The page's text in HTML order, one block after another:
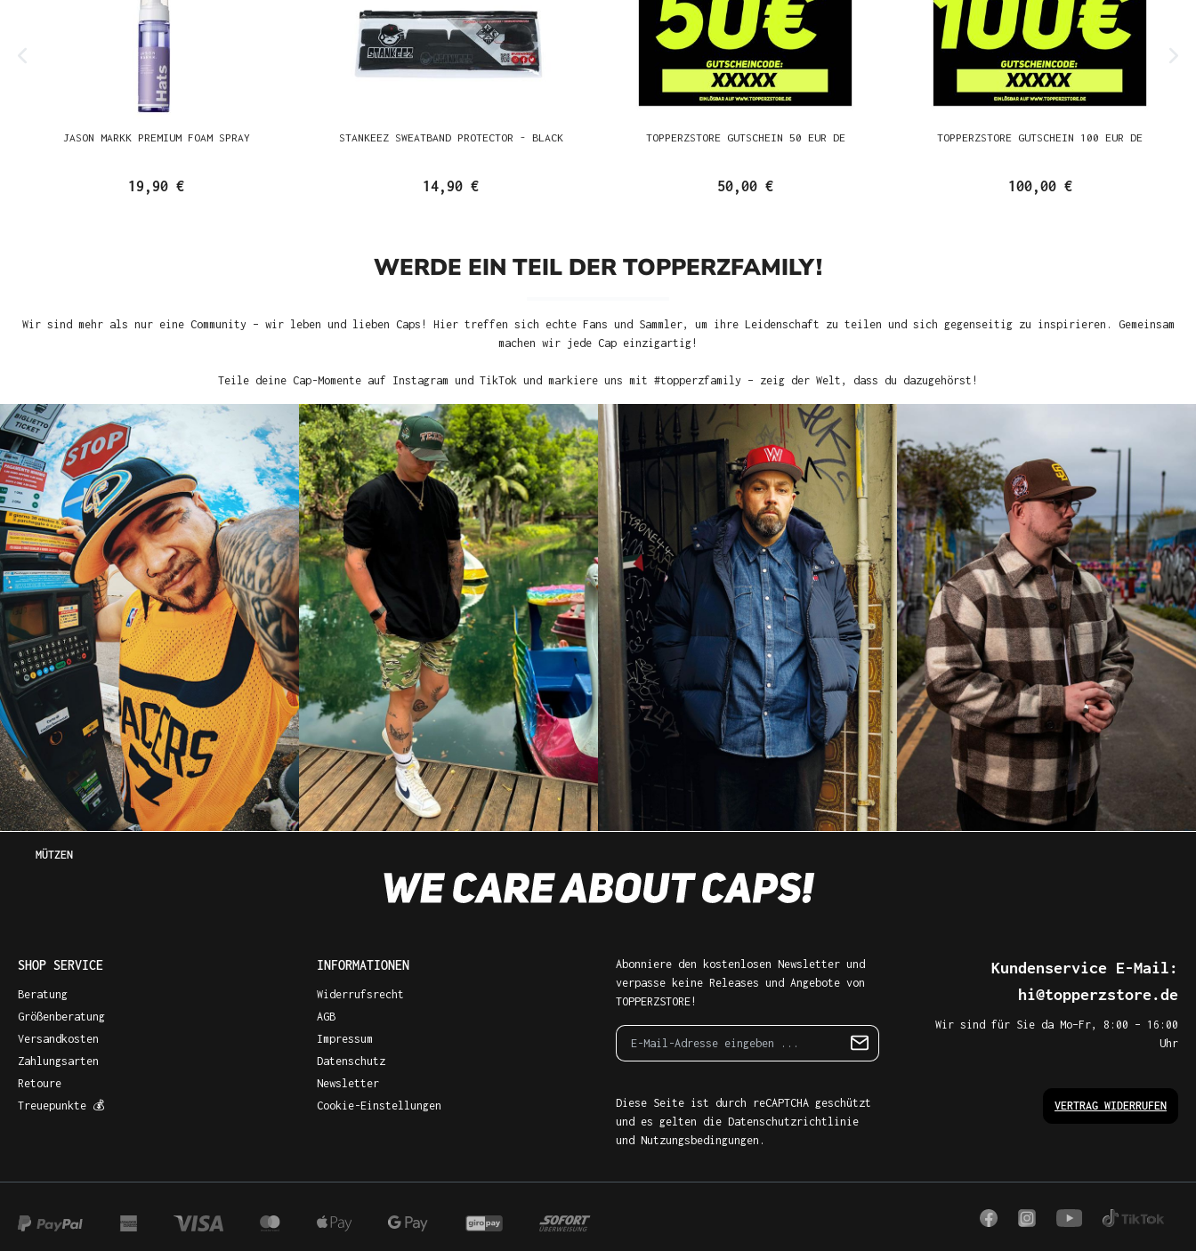
JASON MARKK PREMIUM FOAM SPRAY
19,90 €
STANKEEZ SWEATBAND PROTECTOR - BLACK
14,90 €
TOPPERZSTORE GUTSCHEIN 50 EUR DE
50,00 €
TOPPERZSTORE GUTSCHEIN 100 EUR DE
100,00 €
WERDE EIN TEIL DER TOPPERZFAMILY!
Wir sind mehr als nur eine Community – wir leben und lieben Caps! Hier treffen sich echte Fans und Sammler, um ihre Leidenschaft zu teilen und sich gegenseitig zu inspirieren. Gemeinsam
machen wir jede Cap einzigartig!
Teile deine Cap-Momente auf Instagram und TikTok und markiere uns mit #topperzfamily – zeig der Welt, dass du dazugehörst!
MÜTZEN
SHOP SERVICE
Beratung
Größenberatung
Versandkosten
Zahlungsarten
Retoure
Treuepunkte 💰
INFORMATIONEN
Widerrufsrecht
AGB
Impressum
Datenschutz
Newsletter
Cookie-Einstellungen
Abonniere den kostenlosen Newsletter und
verpasse keine Releases und Angebote von
TOPPERZSTORE!
Diese Seite ist durch reCAPTCHA geschützt
und es gelten die Datenschutzrichtlinie
und Nutzungsbedingungen .
Kundenservice E-Mail:
hi@topperzstore.de
Wir sind für Sie da Mo–Fr, 8:00 – 16:00
Uhr
VERTRAG WIDERRUFEN